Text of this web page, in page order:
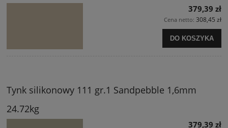
379,39 zł
Cena netto: 308,45 zł
DO KOSZYKA
Tynk silikonowy 111 gr.1 Sandpebble 1,6mm
24.72kg
379,39 zł